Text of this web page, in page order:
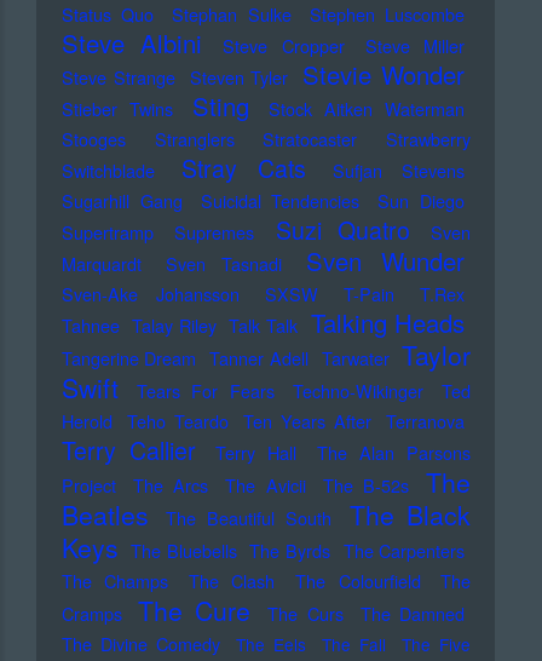
Status Quo
Stephan Sulke Stephen Luscombe
Steve Albini Steve Cropper
Steve Miller
Steve Strange Steven Tyler Stevie Wonder
Stieber Twins Sting
Stock Aitken Waterman
Stooges
Stranglers Stratocaster
Strawberry
Switchblade
Stray Cats
Sufjan Stevens
Sugarhill Gang
Suicidal Tendencies
Sun Diego
Supertramp
Supremes Suzi Quatro
Sven
Marquardt
Sven Tasnadi Sven Wunder
Sven-Ake Johansson SXSW T-Pain
T.Rex
Tahnee Talay Riley Talk Talk Talking Heads
Tangerine Dream Tanner Adell Tarwater Taylor
Swift
Tears For Fears Techno-Wikinger
Ted
Herold
Teho Teardo Ten Years After Terranova
Terry Callier Terry Hall
The Alan Parsons
Project
The Arcs The Avicii The B-52s
The
Beatles
The Beautiful South
The Black
Keys The Bluebells The Byrds The Carpenters
The Champs
The Clash The Colourfield
The
Cramps
The Cure The Curs
The Damned
The Divine Comedy
The Eels The Fall
The Five